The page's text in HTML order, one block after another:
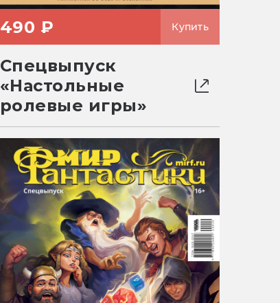
490 ₽ Купить
Спецвыпуск
«Настольные
ролевые игры»